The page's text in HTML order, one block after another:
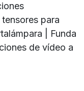
para
| Funda
de vídeo a